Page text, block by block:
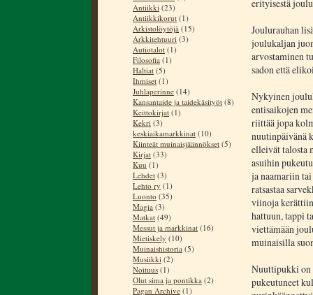
Antiikki (23)
Antiikkikorut (1)
Arkistolöytöjä (15)
Arkkitehtuuri (3)
Autiotalot (1)
Filosofia (1)
Haltiat (5)
Ihmiset (1)
Juhlaperinne (14)
Kansantaide ja taidekäsityöt (8)
Keittokirjat (1)
Kekri (3)
keskiaikamarkkinat (10)
Kiinteät muinaisjäännökset (5)
Kirjat (33)
Kuu (1)
Lehdet (3)
Lehto ry (1)
Luonto (35)
Magia (3)
Matkat (49)
Messut ja markkinat (16)
Mietiskely (10)
Muinaishistoria (5)
Musiikki (2)
Noituus (1)
Olut sima ja pontikka (2)
Pagan Archive (1)
erityisestä
Joulurauhan
joulukaljan
arvostaminen
sadon että
Nykyinen
entisaikojen
riittää jopa
nuutinpäivänä
elleivät talosta
asuihin
ja naamariin
ratsastaa
viinoja
hattuun, tappi
viettämään
muinaisilla
Nuuttipukki on
pukeutuneet